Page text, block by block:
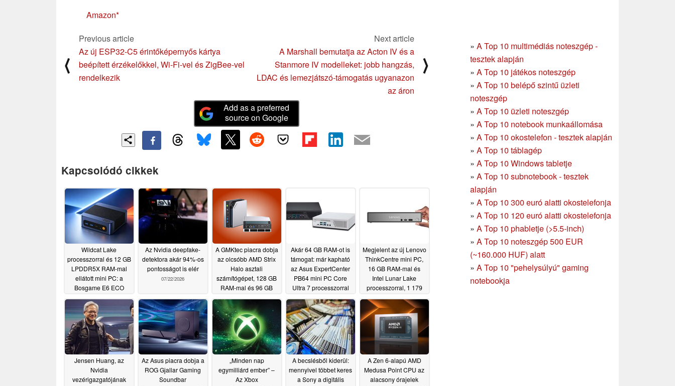
Amazon
» A Top 10 multimédiás noteszgép -
tesztek alapján
» A Top 10 játékos noteszgép
» A Top 10 belépő szintű üzleti
noteszgép
» A Top 10 üzleti noteszgép
» A Top 10 notebook munkaállomása
» A Top 10 okostelefon - tesztek alapján
» A Top 10 táblagép
» A Top 10 Windows tabletje
» A Top 10 subnotebook - tesztek
alapján
» A Top 10 300 euró alatti okostelefonja
» A Top 10 120 euró alatti okostelefonja
» A Top 10 phabletje (>5.5-inch)
» A Top 10 noteszgép 500 EUR
(~160.000 HUF) alatt
» A Top 10 "pehelysúlyú" gaming
notebookja
⟨
Previous article
Az új ESP32-C5 érintőképernyős kártya
beépített érzékelőkkel, Wi-Fi-vel és ZigBee-vel
rendelkezik
Next article
A Marshall bemutatja az Acton IV és a
Stanmore IV modelleket: jobb hangzás,
LDAC és lemezjátszó-támogatás ugyanazon
az áron
⟩
Add as a preferred
source on Google
Kapcsolódó cikkek
Wildcat Lake
processzorral és 12 GB
LPDDR5X RAM-mal
ellátott mini PC: a
Bosgame E6 ECO
forgalomba
Az Nvidia deepfake-
detektora akár 94%-os
pontosságot is elér
07/22/2026
A GMKtec piacra dobja
az olcsóbb AMD Strix
Halo asztali
számítógépet, 128 GB
RAM-mal és 96 GB
07/18/2026
Akár 64 GB RAM-ot is
támogat: már kapható
az Asus ExpertCenter
PB64 mini PC Core
Ultra 7 processzorral
07/16/2026
Megjelent az új Lenovo
ThinkCentre mini PC,
16 GB RAM-mal és
Intel Lunar Lake
processzorral, 1 179
07/13/2026
Jensen Huang, az
Nvidia
vezérigazgatójának
Az Asus piacra dobja a
ROG Gjallar Gaming
Soundbar
„Minden nap
egymilliárd ember” –
Az Xbox
A becslésből kiderül:
mennyivel többet keres
a Sony a digitális
A Zen 6-alapú AMD
Medusa Point CPU az
alacsony órajelek